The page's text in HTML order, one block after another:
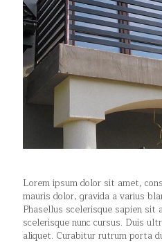
Lorem ipsum dolor sit amet,
mauris dolor, gravida a varius
Phasellus scelerisque sapien
scelerisque nunc cursus. Duis
aliquet. Curabitur rutrum porta